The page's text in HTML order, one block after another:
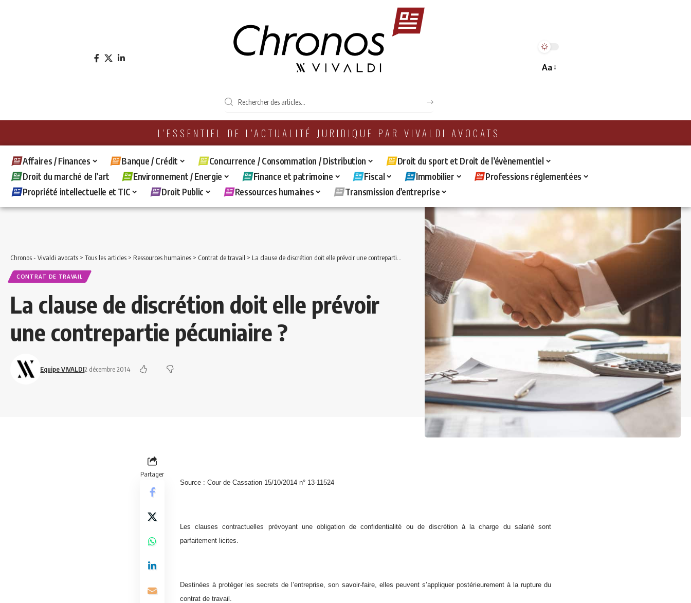
Aa
L'ESSENTIEL DE L'ACTUALITÉ JURIDIQUE PAR VIVALDI AVOCATS
Affaires / Finances Banque / Crédit Concurrence / Consommation / Distribution
Droit du sport et Droit de l’évènementiel
Droit du marché de l’art
Environnement / Energie Finance et patrimoine Fiscal Immobilier
Professions réglementées
Propriété intellectuelle et TIC
Droit Public Ressources humaines Transmission d’entreprise
Chronos - Vivaldi avocats > Tous les articles > Ressources humaines > Contrat de travail > La clause de discrétion doit elle prévoir une contrepartie pécuniaire ?
CONTRAT DE TRAVAIL
La clause de discrétion doit elle prévoir
une contrepartie pécuniaire ?
Equipe VIVALDI2 décembre 2014
Partager
Source : Cour de Cassation 15/10/2014 n° 13-11524
Les clauses contractuelles prévoyant une obligation de confidentialité ou de discrétion à la charge du salarié sont
parfaitement licites.
Destinées à protéger les secrets de l’entreprise, son savoir-faire, elles peuvent s’appliquer postérieurement à la rupture du
contrat de travail.